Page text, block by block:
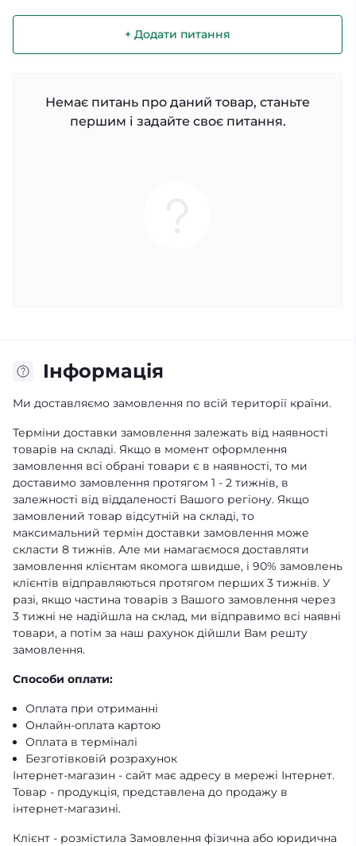
+ Додати питання
Немає питань про даний товар, станьте
першим і задайте своє питання.
Iнформація
Ми доставляємо замовлення по всій території країни.
Терміни доставки замовлення залежать від наявності
товарів на складі. Якщо в момент оформлення
замовлення всі обрані товари є в наявності, то ми
доставимо замовлення протягом 1 - 2 тижнів, в
залежності від віддаленості Вашого регіону. Якщо
замовлений товар відсутній на складі, то
максимальний термін доставки замовлення може
скласти 8 тижнів. Але ми намагаємося доставляти
замовлення клієнтам якомога швидше, і 90% замовлень
клієнтів відправляються протягом перших 3 тижнів. У
разі, якщо частина товарів з Вашого замовлення через
3 тижні не надійшла на склад, ми відправимо всі наявні
товари, а потім за наш рахунок дійшли Вам решту
замовлення.
Способи оплати:
Оплата при отриманні
Онлайн-оплата картою
Оплата в терміналі
Безготівковій розрахунок
Інтернет-магазин - сайт має адресу в мережі Інтернет.
Товар - продукція, представлена ​​до продажу в
інтернет-магазині.
Клієнт - розмістила Замовлення фізична або юридична